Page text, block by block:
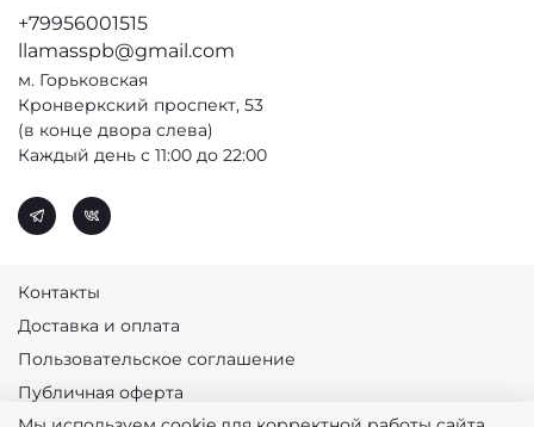
+79956001515
llamasspb@gmail.com
м. Горьковская
Кронверкский проспект, 53
(в конце двора слева)
Каждый день с 11:00 до 22:00
Контакты
Доставка и оплата
Пользовательское соглашение
Публичная оферта